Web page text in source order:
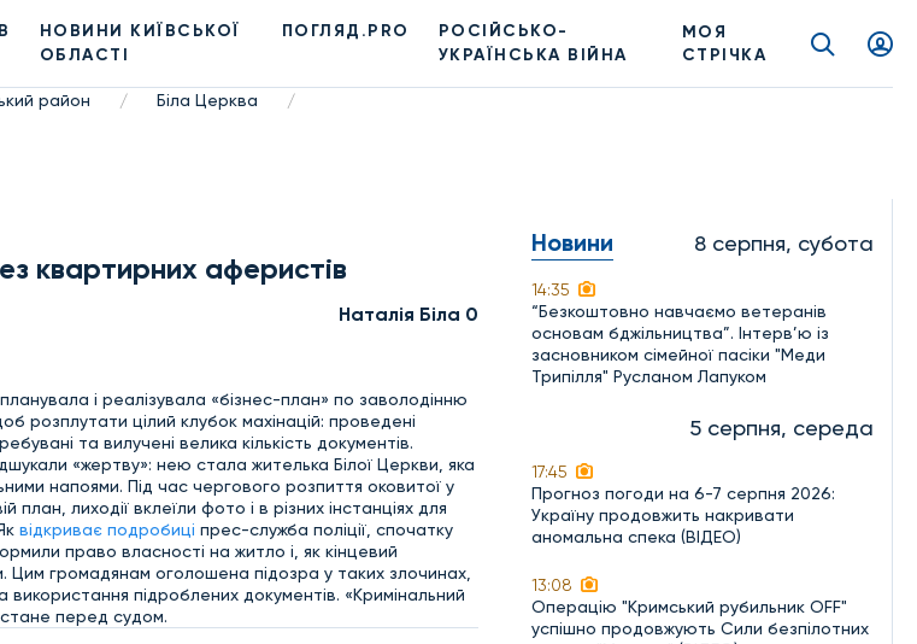
НОВИНИ КИЇВСЬКОЇ
ОБЛАСТІ
ПОГЛЯД.PRO
РОСІЙСЬКО-
УКРАЇНСЬКА ВІЙНА
МОЯ
СТРІЧКА
район / Біла Церква
/
квартирних аферистів
Наталія Біла 0
і реалізувала «бізнес-план» по заволодінню
цілий клубок махінацій: проведені
та вилучені велика кількість документів.
«жертву»: нею стала жителька Білої Церкви, яка
напоями. Під час чергового розпиття оковитої у
лиходії вклеїли фото і в різних інстанціях для
відкриває подробиці прес-служба поліції, спочатку
право власності на житло і, як кінцевий
Цим громадянам оголошена підозра у таких злочинах,
підроблених документів. «Кримінальний
перед судом.
Новини 8 серпня, субота
14:35
“Безкоштовно навчаємо ветеранів
основам бджільництва”. Інтерв’ю із
засновником сімейної пасіки "Меди
Трипілля" Русланом Лапуком
5 серпня, середа
17:45
Прогноз погоди на 6-7 серпня 2026:
Україну продовжить накривати
аномальна спека (ВІДЕО)
13:08
Операцію "Кримський рубильник OFF"
успішно продовжують Сили безпілотних